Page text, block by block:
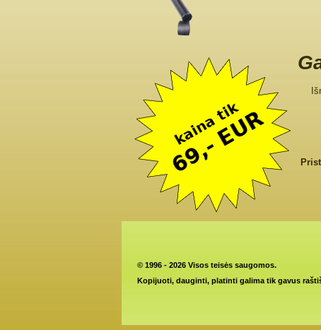
© 1996 - 2026 Visos teisės saugomos.
Kopijuoti, dauginti, platinti galima tik gavus